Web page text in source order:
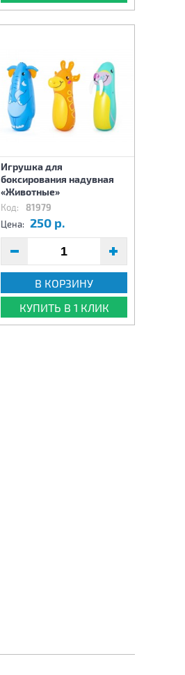
Игрушка для
боксирования надувная
«Животные»
Код: 81979
Цена: 250 р.
В КОРЗИНУ
КУПИТЬ В 1 КЛИК